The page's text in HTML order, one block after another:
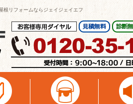
根リフォームならジェイジェイエフ